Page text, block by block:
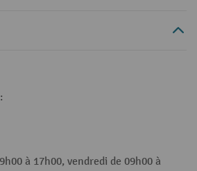
à 17h00, vendredi de 09h00 à